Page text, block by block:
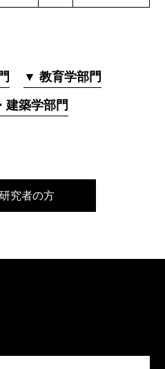
▼ 教育学部門
建築学部門
究者の方